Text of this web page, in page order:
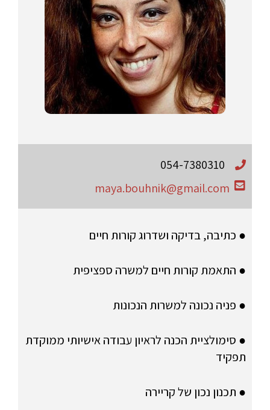
054-7380310
maya.bouhnik@gmail.com
● כתיבה, בדיקה ושדרוג קורות חיים
● התאמת קורות חיים למשרה ספציפית
● פניה נכונה למשרות הנכונות
● סימולציית הכנה לראיון עבודה אישיותי ממוקדת
תפקיד
● תכנון נכון של קריירה